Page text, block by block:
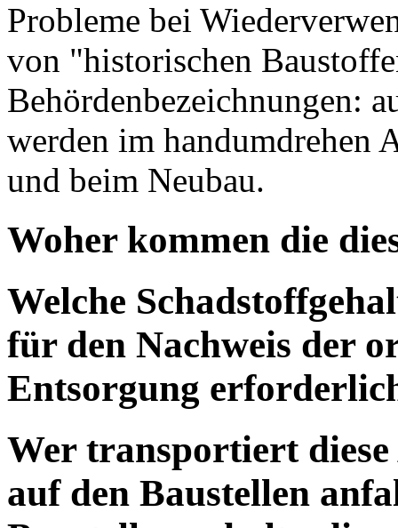
Probleme bei
von "historischen
Behördenbezeichnungen:
werden im handumdrehen
und beim Neubau.
Woher kommen die
Welche
für den Nachweis der
Entsorgung
Wer transportiert
auf den Baustellen